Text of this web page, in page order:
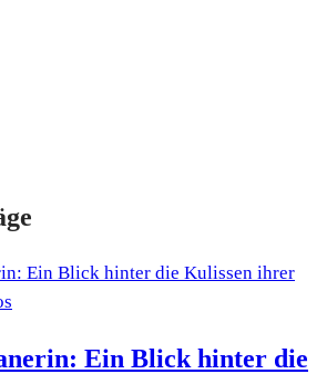
Ein Blick hinter die